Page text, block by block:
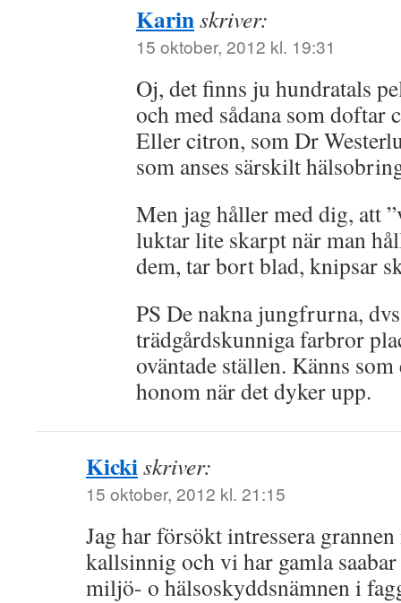
Karinskriver:
15 oktober, 2012 kl. 19:31
Oj, det finns ju hundratals
och med sådana som
Eller citron, som Dr
som anses särskilt
Men jag håller med dig, att
luktar lite skarpt när man
dem, tar bort blad, knipsar
PS De nakna jungfrurna,
trädgårdskunniga farbror
oväntade ställen. Känns
honom när det dyker upp.
Kickiskriver:
15 oktober, 2012 kl. 21:15
Jag har försökt intressera
kallsinnig och vi har gamla saabar
miljö- o hälsoskyddsnämnen i